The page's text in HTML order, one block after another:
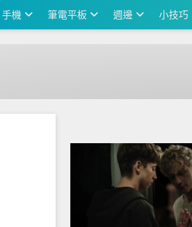
手機 筆電平板 週邊 小技巧